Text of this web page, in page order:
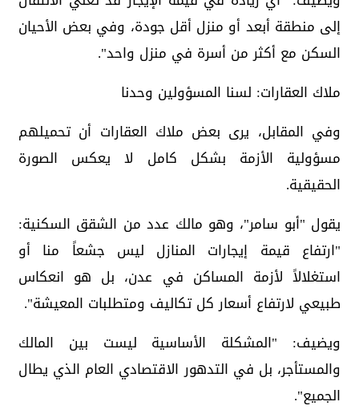
إلى منطقة أبعد أو منزل أقل جودة، وفي بعض الأحيان
السكن مع أكثر من أسرة في منزل واحد".
ملاك العقارات: لسنا المسؤولين وحدنا
وفي المقابل، يرى بعض ملاك العقارات أن تحميلهم
مسؤولية الأزمة بشكل كامل لا يعكس الصورة
الحقيقية.
يقول "أبو سامر"، وهو مالك عدد من الشقق السكنية:
"ارتفاع قيمة إيجارات المنازل ليس جشعاً منا أو
استغلالاً لأزمة المساكن في عدن، بل هو انعكاس
طبيعي لارتفاع أسعار كل تكاليف ومتطلبات المعيشة".
ويضيف: "المشكلة الأساسية ليست بين المالك
والمستأجر، بل في التدهور الاقتصادي العام الذي يطال
الجميع".